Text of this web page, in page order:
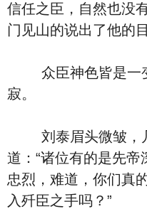
信任之臣，自然也没
门见山的说出了他的目
众臣神色皆是一变
寂。
刘泰眉头微皱，
道：“诸位有的是先
忠烈，难道，你们真
入歼臣之手吗？”